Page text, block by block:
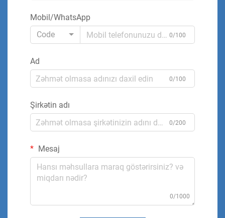
Mobil/WhatsApp
Code
0/100
Ad
0/100
Şirkətin adı
0/200
Mesaj
0/1000